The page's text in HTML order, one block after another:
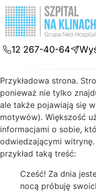
12 267-40-64
Przykładowa strona.
ponieważ nie tylko
ale także pojawiają się
motywów). Większość
informacjami o sobie,
odwiedzającymi
przykład taką treść:
Cześć! Za dnia
nocą próbuję